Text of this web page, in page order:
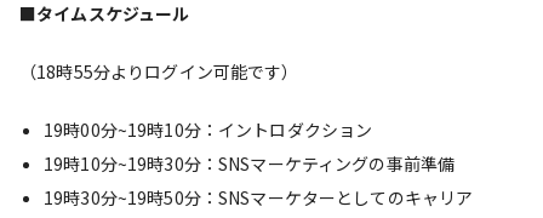
■タイムスケジュール
（18時55分よりログイン可能です）
19時00分~19時10分：イントロダクション
19時10分~19時30分：SNSマーケティングの事前準備
19時30分~19時50分：SNSマーケターとしてのキャリア